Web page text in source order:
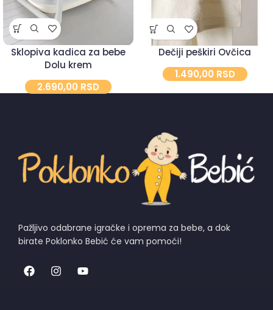
Sklopiva kadica za bebe
Dolu krem
2.690,00 RSD
Dečiji peškiri Ovčica
1.490,00 RSD
Pažljivo odabrane igračke i oprema za bebe, a dok
birate Poklonko Bebić će vam pomoći!